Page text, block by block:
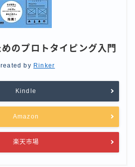
のプロトタイピング入門
by Rinker
Kindle
Amazon
楽天市場